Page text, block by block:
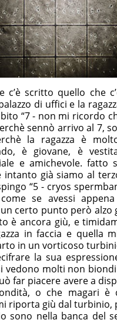
c’è scritto quello che
di uffici e la
“7 - non mi ricordo
sennò arrivo al 7,
la ragazza è
è giovane, è
e amichevole. fatto
intanto già siamo al
“5 - cryos
se avessi
certo punto però alzo
è ancora giù, e
in faccia e quella
in un vorticoso
la sua
vedono molti non
far piacere avere a
o che magari è
riporta giù dal turbinio,
sono nella banca del